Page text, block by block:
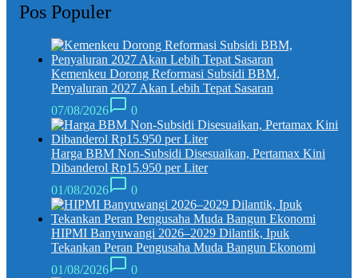
Pos Populer
Kemenkeu Dorong Reformasi Subsidi BBM,
Penyaluran 2027 Akan Lebih Tepat Sasaran
07/08/2026
0
Harga BBM Non-Subsidi Disesuaikan, Pertamax Kini
Dibanderol Rp15.950 per Liter
01/08/2026
0
HIPMI Banyuwangi 2026–2029 Dilantik, Ipuk
Tekankan Peran Pengusaha Muda Bangun Ekonomi
01/08/2026
0